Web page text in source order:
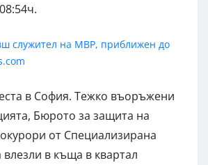
в София. Тежко въоръжени
Бюрото за защита на
от Специализирана
влезли в къща в квартал